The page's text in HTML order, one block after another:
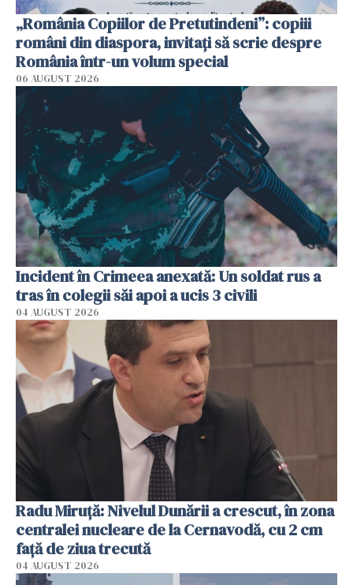
„România Copiilor de Pretutindeni”: copiii
români din diaspora, invitați să scrie despre
România într-un volum special
06 AUGUST 2026
Incident în Crimeea anexată: Un soldat rus a
tras în colegii săi apoi a ucis 3 civili
04 AUGUST 2026
Radu Miruţă: Nivelul Dunării a crescut, în zona
centralei nucleare de la Cernavodă, cu 2 cm
faţă de ziua trecută
04 AUGUST 2026